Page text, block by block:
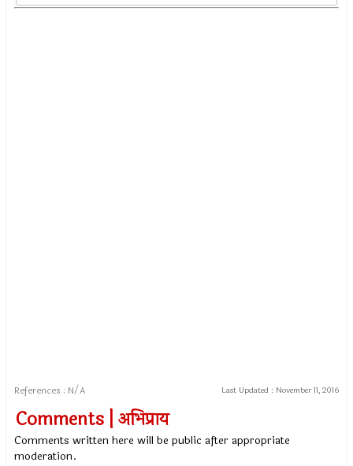
References : N/A Last Updated : November 11, 2016
Comments | अभिप्राय
Comments written here will be public after appropriate
moderation.